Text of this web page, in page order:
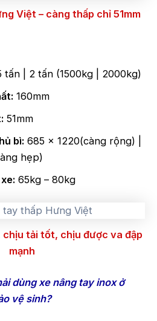
Việt – càng thấp chỉ 51mm
tấn | 2 tấn (1500kg | 2000kg)
160mm
51mm
bì: 685 x 1220(càng rộng) |
hẹp)
65kg – 80kg
chịu tải tốt, chịu được va đập
mạnh
dùng xe nâng tay inox ở
vệ sinh?